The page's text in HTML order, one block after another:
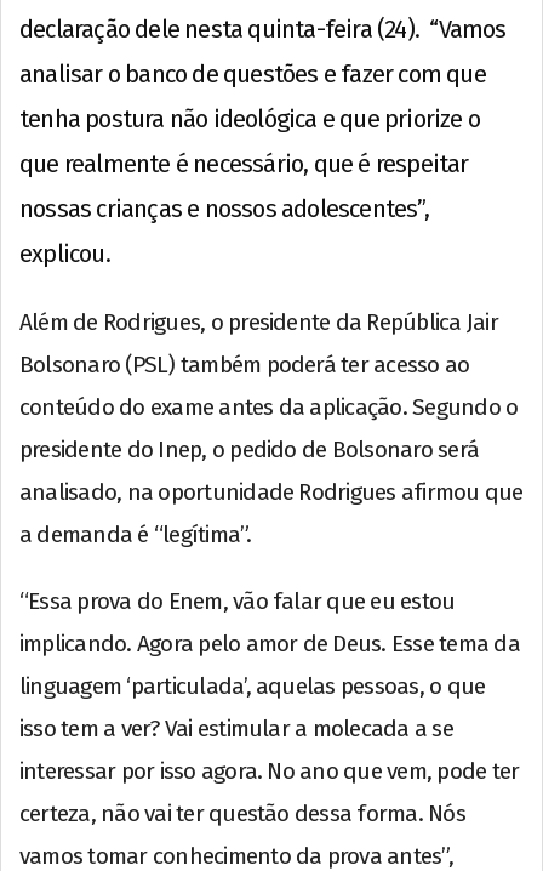
declaração dele nesta quinta-feira (24). “Vamos
analisar o banco de questões e fazer com que
tenha postura não ideológica e que priorize o
que realmente é necessário, que é respeitar
nossas crianças e nossos adolescentes”,
explicou.
Além de Rodrigues, o presidente da República Jair
Bolsonaro (PSL) também poderá ter acesso ao
conteúdo do exame antes da aplicação. Segundo o
presidente do Inep, o pedido de Bolsonaro será
analisado, na oportunidade Rodrigues afirmou que
a demanda é “legítima”.
“Essa prova do Enem, vão falar que eu estou
implicando. Agora pelo amor de Deus. Esse tema da
linguagem ‘particulada’, aquelas pessoas, o que
isso tem a ver? Vai estimular a molecada a se
interessar por isso agora. No ano que vem, pode ter
certeza, não vai ter questão dessa forma. Nós
vamos tomar conhecimento da prova antes”,